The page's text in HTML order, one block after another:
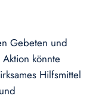
Gebeten und
könnte
Hilfsmittel